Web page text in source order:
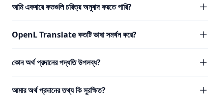
আমি একবারে কতগুলি চরিত্র অনুবাদ করতে পারি?
OpenL Translate কতটি ভাষা সমর্থন করে?
কোন অর্থ প্রদানের পদ্ধতি উপলব্ধ?
আমার অর্থ প্রদানের তথ্য কি সুরক্ষিত?